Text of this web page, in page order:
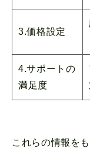
3.価格設定
4.サポートの
満足度
これらの情報を